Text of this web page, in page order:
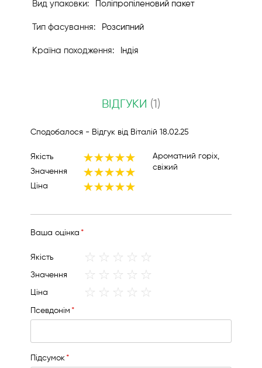
Поліпропіленовий пакет
Розсипний
Індія
ВІДГУКИ 1
Сподобалося - Відгук від Віталій Опубліковано
18.02.25
Якість
100%
Значення
100%
Ціна
Ароматний горіх,
свіжий
Вашa оцінка
Якість
1
2
3
4
Значення
1
2
3
4
Ціна
1
2
3
4
Псевдонім
Підсумок